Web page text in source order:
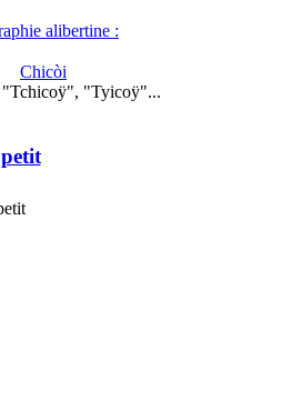
alibertine :
Chicòi
"Tchicoÿ", "Tyicoÿ"...